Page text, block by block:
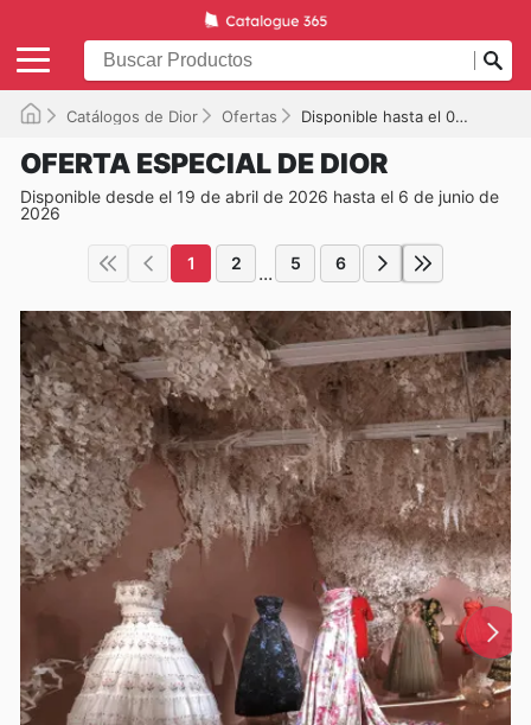
Catálogos de Dior Ofertas Disponible hasta el 06/06/2026
OFERTA ESPECIAL DE DIOR
Disponible desde el 19 de abril de 2026 hasta el 6 de junio de
2026
1 2 ... 5 6